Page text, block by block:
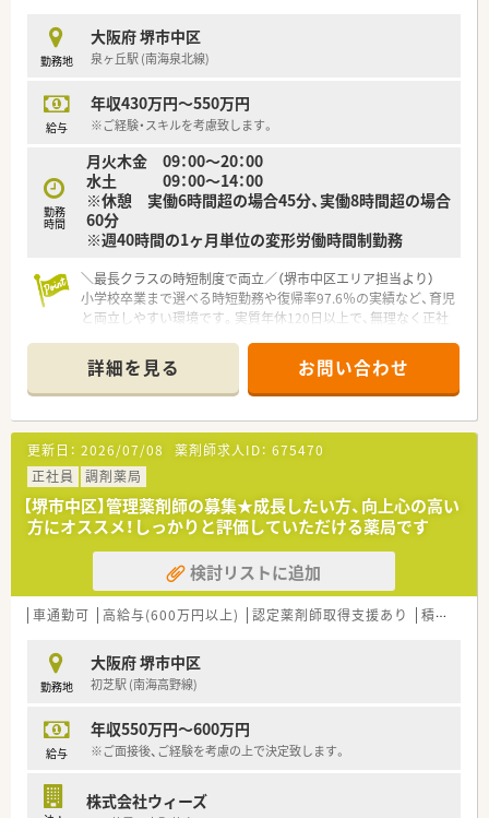
があるためしっかりとフォローして頂ける環境が整っておりま
す。
■夏期休暇が7日付与されておりますので、メリハリをつけてお
休みを取っていただけます。（年間休日114日）
利厚生もしっかり整っております♪
≪業務内容≫
・内用薬、外用薬の調剤、監査
・注射（抗がん剤、ＴＰＮ混注あり）
・病棟業務（各病棟に病棟に薬剤師を配置しています）
・薬物血中濃度モニタリング（TDM）
・医師への処方提案
・治験業務
・薬学生実習受け入れ
≪病院概要≫
◆病床数
総病床数:477床
（一般病床394床、特定集中治療室12床、HCU12床、総合周産期特
定集中治療室（母体・胎児）6床、新生児特定集中治療室12床、新生
児治療回復室8床、小児入院医療管理料 （A307）18床、緩和ケア
病棟15床）
◆診療科目
内科, 消化器科, 呼吸器科, 循環器科, 小児科, 産科, 婦人科, 整形外
科,内分泌代謝内科,糖尿病内科,腫瘍内科,血液内科,リウマチ膠原
病内科,腎臓内科,肝臓胆嚢膵臓外科,乳腺外科,心臓血管外科,リハ
ビリテーション科,緩和ケア内科,救急科,病理診断科
◆薬剤師数
薬剤師 常勤33名
勤務地
大阪府 堺市中区
泉ヶ丘駅 (南海泉北線)
給与
年収430万円～550万円
※ご経験・スキルを考慮致します。
勤務
時間
月火木金 09：00～20：00
水土 09：00～14：00
※休憩 実働6時間超の場合45分、実働8時間超の場合
60分
※週40時間の1ヶ月単位の変形労働時間制勤務
＼最長クラスの時短制度で両立／（堺市中区エリア担当より）
小学校卒業まで選べる時短勤務や復帰率97.6％の実績など、育児
と両立しやすい環境です。実質年休120日以上で、無理なく正社
＊------------------------------------------＊
【店舗情報と応需状況について】
■最寄り駅の泉ヶ丘駅から徒歩で約16分の場所に位置してお
り、少し距離があるためストレスのないマイカー通勤も可能で
す。
■近隣にある松本クリニックから内科メインの処方箋を応需し
ており、1日あたりの応需枚数は約110枚となっています。
■地域に根差した医療を提供する一環として外来調剤だけにと
どまらず、患者様のご自宅へ伺う在宅業務にも対応しています。
【想定される業務内容】
■内科メインの店舗として安全かつ正確な調剤をはじめ、お薬の
重複がないかを確認する処方箋の監査業務を主に担当します。
行うほか、OTCに関する相談対応なども幅広くお任せします。
■在宅医療を必要とする患者様に対して定期的にお薬を調剤し、
お届けした際の管理や体調変化のチェックなども実施します。
【職場環境と雰囲気】
■店舗には常勤薬剤師3名とパート1名、さらに事務員が3名在籍
■1人あたりの平均処方箋対応枚数が業界内でも少なめに抑えら
れており、目の前の患者様に向き合える落ち着いた雰囲気です。
詳細を見る お問い合わせ
更新日： 2026/07/08 薬剤師求人ID： 675470
正社員
調剤薬局
【堺市中区】管理薬剤師の募集★成長したい方、向上心の高い
方にオススメ！しっかりと評価していただける薬局です
検討リストに追加
車通勤可 高給与(600万円以上) 認定薬剤師取得支援あり 積雪なし
勤務地
大阪府 堺市中区
初芝駅 (南海高野線)
給与
年収550万円～600万円
※ご面接後、ご経験を考慮の上で決定致します。
株式会社ウィーズ